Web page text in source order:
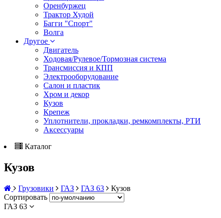
Оренбуржец
Трактор Худой
Багги "Спорт"
Волга
Другое
Двигатель
Ходовая/Рулевое/Тормозная система
Трансмиссия и КПП
Электрооборудование
Салон и пластик
Хром и декор
Кузов
Крепеж
Уплотнители, прокладки, ремкомплекты, РТИ
Аксессуары
Каталог
Кузов
Грузовики ГАЗ ГАЗ 63
Кузов
Сортировать
ГАЗ 63